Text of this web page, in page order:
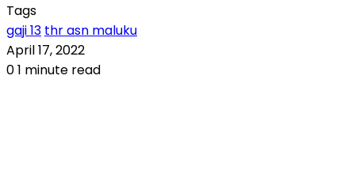
Tags
gaji 13 thr asn maluku
April 17, 2022
01 minute read